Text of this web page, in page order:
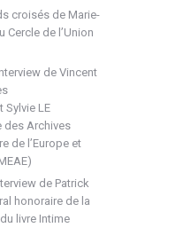
croisés de Marie-
Cercle de l’Union
de Vincent
LE
des Archives
de l’Europe et
de Patrick
honoraire de la
livre Intime